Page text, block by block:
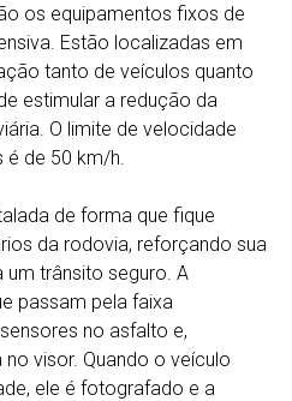
os equipamentos fixos de
Estão localizadas em
tanto de veículos quanto
estimular a redução da
O limite de velocidade
de 50 km/h.
de forma que fique
da rodovia, reforçando sua
trânsito seguro. A
passam pela faixa
no asfalto e,
visor. Quando o veículo
ele é fotografado e a